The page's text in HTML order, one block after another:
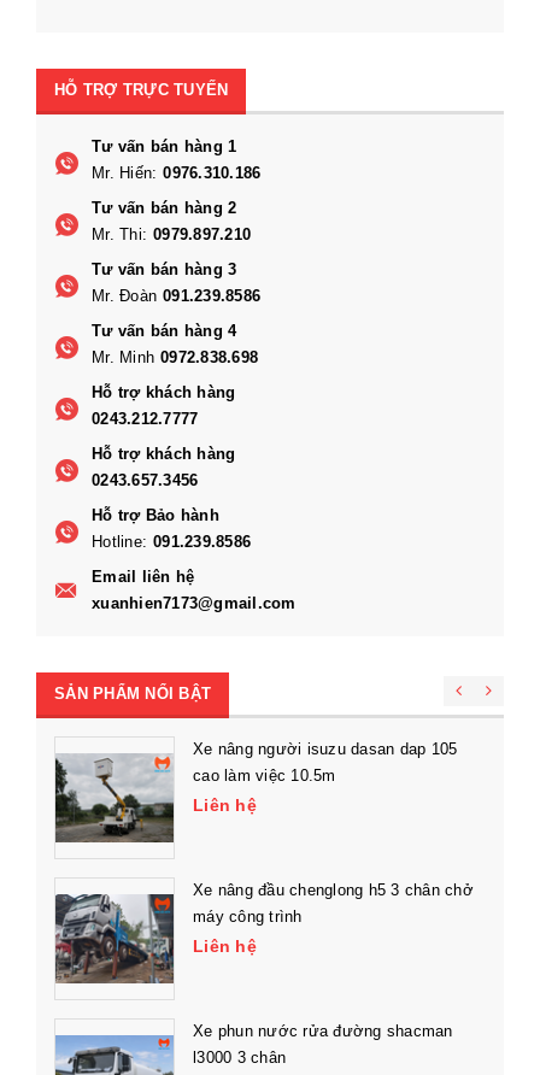
HỖ TRỢ TRỰC TUYẾN
Tư vấn bán hàng 1
Mr. Hiến: 0976.310.186
Tư vấn bán hàng 2
Mr. Thi: 0979.897.210
Tư vấn bán hàng 3
Mr. Đoàn 091.239.8586
Tư vấn bán hàng 4
Mr. Minh 0972.838.698
Hỗ trợ khách hàng
0243.212.7777
Hỗ trợ khách hàng
0243.657.3456
Hỗ trợ Bảo hành
Hotline: 091.239.8586
Email liên hệ
xuanhien7173@gmail.com
SẢN PHẨM NỔI BẬT
Xe nâng người isuzu dasan dap 105
cao làm việc 10.5m
Liên hệ
Xe nâng đầu chenglong h5 3 chân chở
máy công trình
Liên hệ
Xe phun nước rửa đường shacman
l3000 3 chân